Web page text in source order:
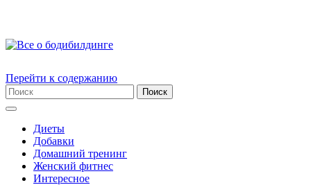
Перейти к содержанию
Диеты
Добавки
Домашний тренинг
Женский фитнес
Интересное